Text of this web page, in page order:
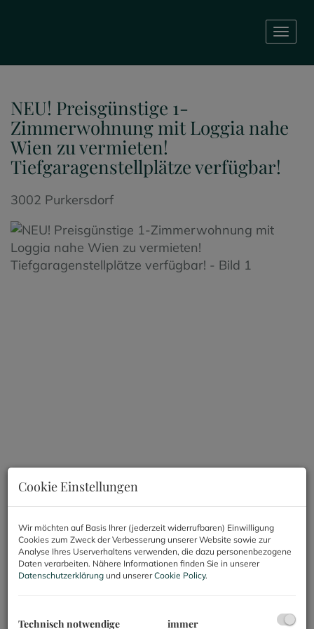
NEU! Preisgünstige 1-
Zimmerwohnung mit Loggia nahe
Wien zu vermieten!
Tiefgaragenstellplätze verfügbar!
3002 Purkersdorf
Beschreibung
Wien zu vermieten!
Cookie Einstellungen
Wir möchten auf Basis Ihrer (jederzeit widerrufbaren) Einwilligung
Cookies zum Zweck der Verbesserung unserer Website sowie zur
Analyse Ihres Userverhaltens verwenden, die dazu personenbezogene
Daten verarbeiten. Nähere Informationen finden Sie in unserer
Datenschutzerklärung und unsererCookie Policy.
Technisch notwendige immer